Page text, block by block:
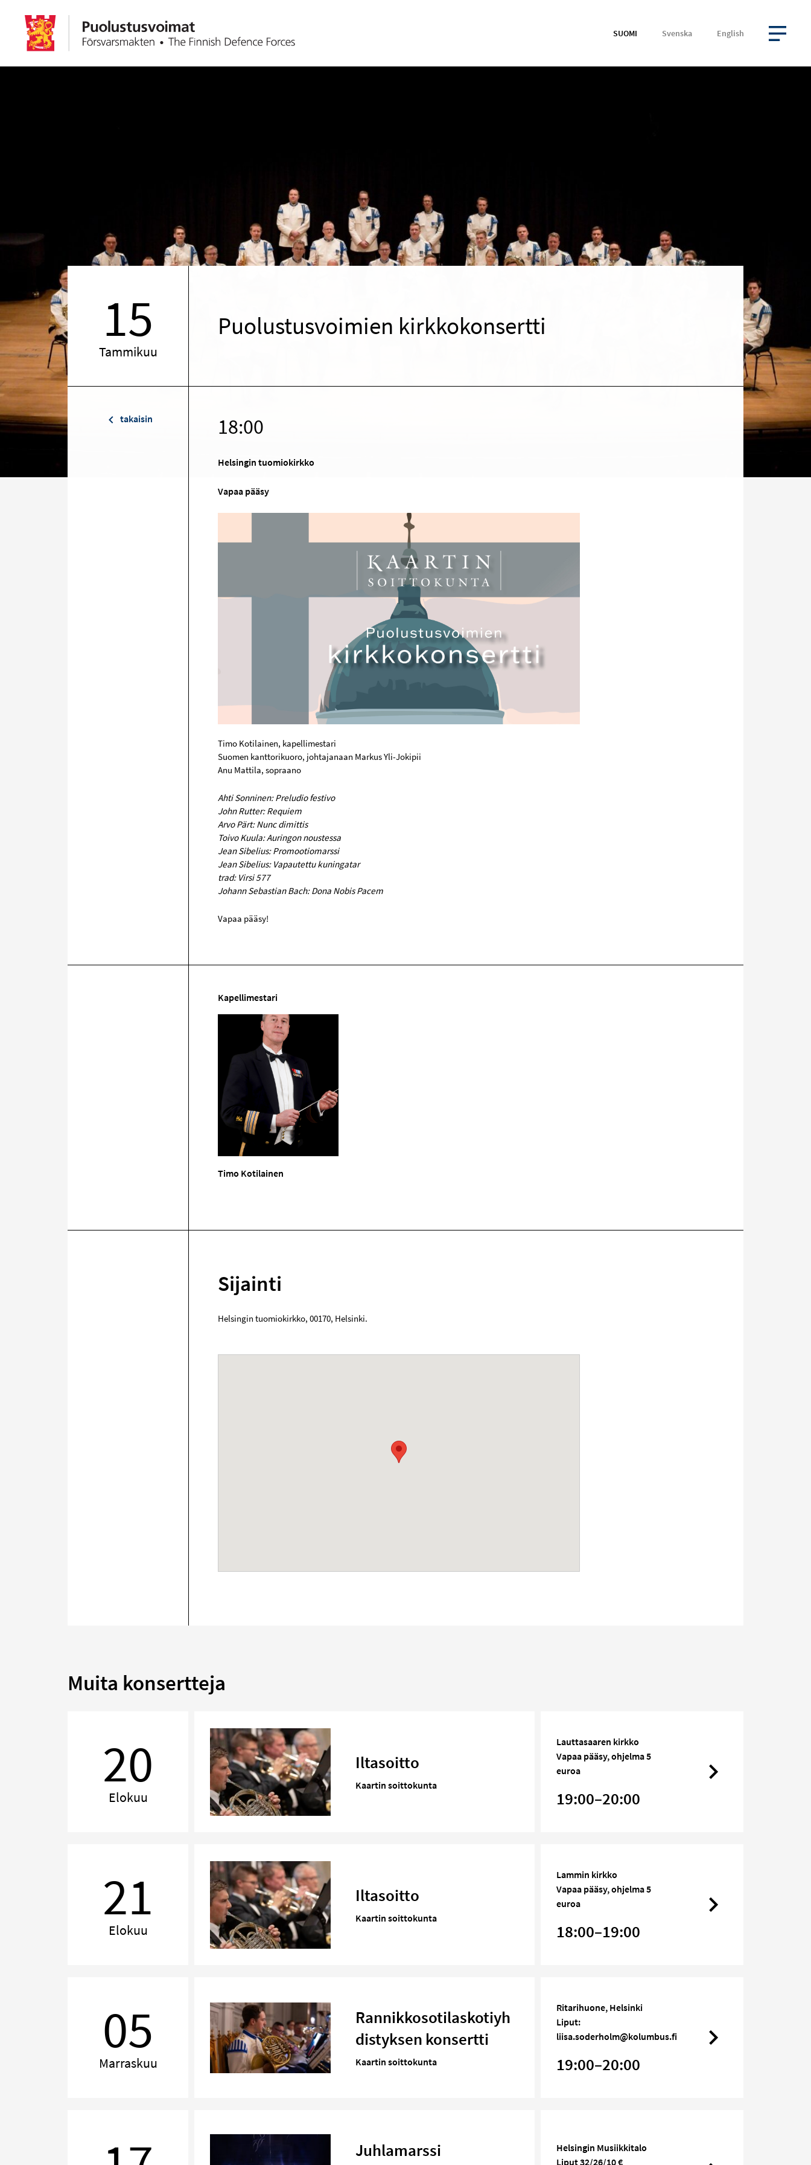
SUOMI Svenska English
AVAA VALIKKO
15
Tammikuu
Puolustusvoimien kirkkokonsertti
takaisin 18:00
Helsingin tuomiokirkko
Vapaa pääsy
Timo Kotilainen, kapellimestari
Suomen kanttorikuoro, johtajanaan Markus Yli-Jokipii
Anu Mattila, sopraano
Ahti Sonninen: Preludio festivo
John Rutter: Requiem
Arvo Pärt: Nunc dimittis
Toivo Kuula: Auringon noustessa
Jean Sibelius: Promootiomarssi
Jean Sibelius: Vapautettu kuningatar
trad: Virsi 577
Johann Sebastian Bach: Dona Nobis Pacem
Vapaa pääsy!
Kapellimestari
Timo Kotilainen
Sijainti
Helsingin tuomiokirkko, 00170, Helsinki.
Muita konsertteja
20
Elokuu
Iltasoitto
Kaartin soittokunta
Lauttasaaren kirkko
Vapaa pääsy, ohjelma 5
euroa
19:00–20:00
21
Elokuu
Iltasoitto
Kaartin soittokunta
Lammin kirkko
Vapaa pääsy, ohjelma 5
euroa
18:00–19:00
05
Marraskuu
Rannikkosotilaskotiyh
distyksen konsertti
Kaartin soittokunta
Ritarihuone, Helsinki
Liput:
liisa.soderholm@kolumbus.fi
19:00–20:00
Juhlamarssi
Helsingin Musiikkitalo
Liput 32/26/10 €